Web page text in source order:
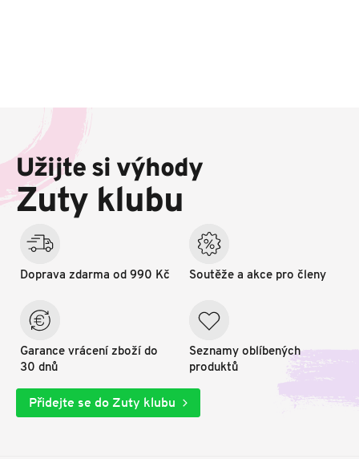
a
í
Užijte si výhody
Zuty klubu
Doprava zdarma od 990 Kč
Garance vrácení zboží do
30 dnů
Soutěže a akce pro členy
Seznamy oblíbených
produktů
Přidejte se do Zuty klubu